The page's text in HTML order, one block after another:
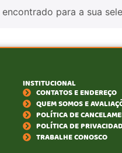
para a sua
INSTITUCIONAL
CONTATOS E ENDEREÇO
QUEM SOMOS E
POLÍTICA DE
POLÍTICA DE
TRABALHE CONOSCO